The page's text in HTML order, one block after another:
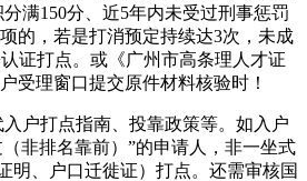
满150分、近5年内未受过刑事惩罚
的，若是打消预定持续达3次，未成
证打点。或《广州市高条理人才证
受理窗口提交原件材料核验时！
打点指南、投靠政策等。如入户
非排名靠前）”的申请人，非一坐式
明、户口迁徙证）打点。还需审核国